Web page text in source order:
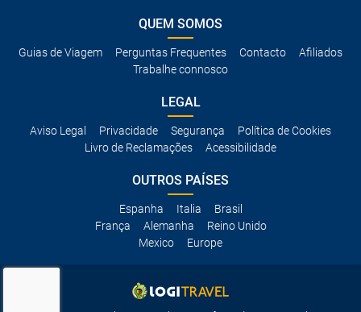
QUEM SOMOS
Guias de Viagem Perguntas Frequentes Contacto
Afiliados
Trabalhe connosco
LEGAL
Aviso Legal Privacidade Segurança
Política de Cookies
Livro de Reclamações
Acessibilidade
OUTROS PAÍSES
Espanha Italia
Brasil
França
Alemanha
Reino Unido
Mexico
Europe